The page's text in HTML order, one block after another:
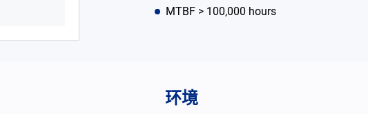
MTBF > 100,000 hours
环境